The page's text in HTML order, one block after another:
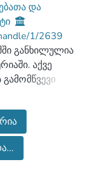
და
1/2639
განხილულია
აქვე
რთული
და
გარკვეულ